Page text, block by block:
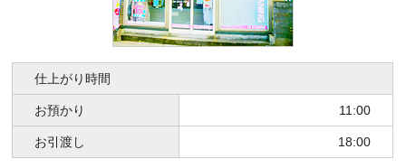
仕上がり時間
お預かり 11:00
お引渡し 18:00